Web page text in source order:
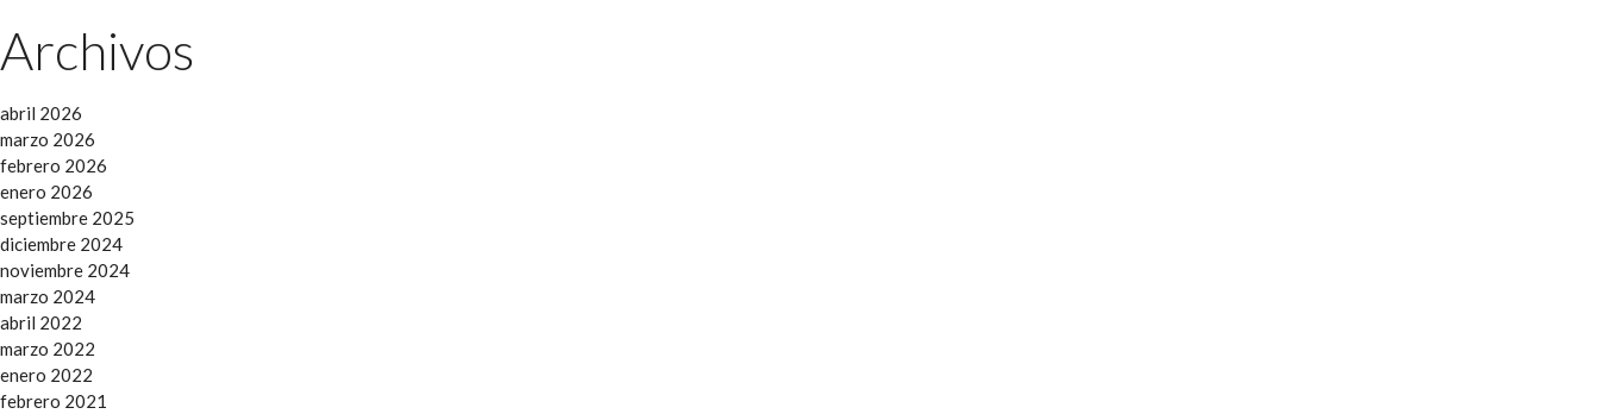
Archivos
abril 2026
marzo 2026
febrero 2026
enero 2026
septiembre 2025
diciembre 2024
noviembre 2024
marzo 2024
abril 2022
marzo 2022
enero 2022
febrero 2021